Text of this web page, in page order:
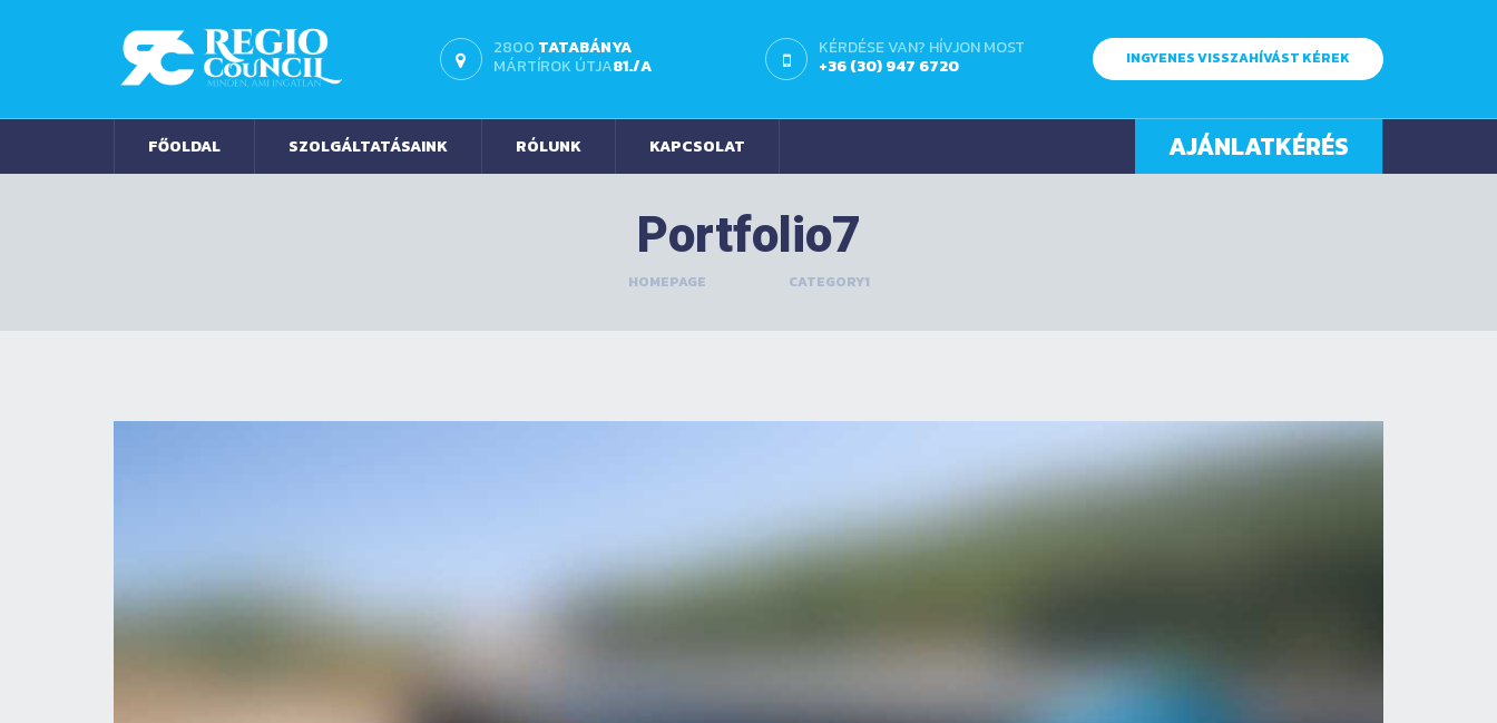
2800 TATABÁNYA
MÁRTÍROK ÚTJA81./A
KÉRDÉSE VAN? HÍVJON MOST
+36 (30) 947 6720
INGYENES VISSZAHÍVÁST KÉREK
FŐOLDAL SZOLGÁLTATÁSAINK RÓLUNK KAPCSOLAT AJÁNLATKÉRÉS
Portfolio7
HOMEPAGE CATEGORY1